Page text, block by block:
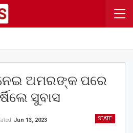
ଅମରଙ୍କ ପରେ
ସୁବାସ
STATE
Jun 13, 2023